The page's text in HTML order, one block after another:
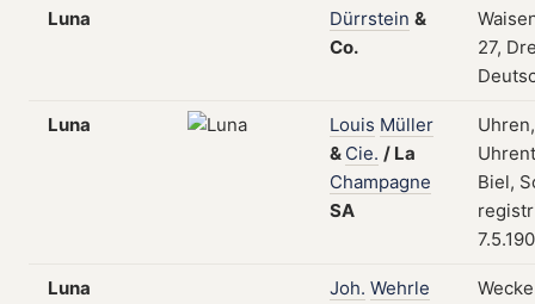
Luna Dürrstein &
Co.
27,
Luna Louis Müller
& Cie. / La
Champagne
SA
Uhren,
Biel,
Luna Joh. Wehrle